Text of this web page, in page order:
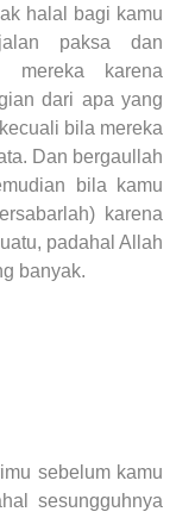
halal bagi kamu
paksa dan
mereka karena
dari apa yang
bila mereka
Dan bergaullah
bila kamu
karena
padahal Allah
banyak.
sebelum kamu
sesungguhnya